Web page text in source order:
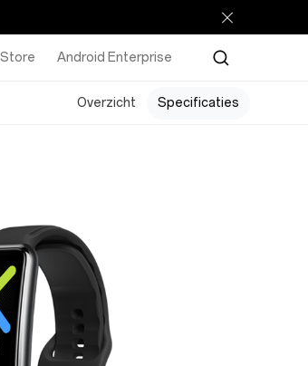
Store Android Enterprise
Overzicht Specificaties